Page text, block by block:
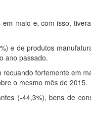
maio e, com isso,
e de produtos
ano passado.
fortemente em
o mesmo mês de 2015.
(-44,3%), bens de